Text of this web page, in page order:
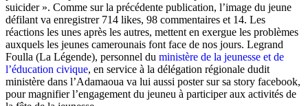
suicider ». Comme sur la précédente publication, l’image du jeune
défilant va enregistrer 714 likes, 98 commentaires et 14. Les
réactions les unes après les autres, mettent en exergue les problèmes
auxquels les jeunes camerounais font face de nos jours. Legrand
Foulla (La Légende), personnel du ministère de la jeunesse et de
l’éducation civique, en service à la délégation régionale dudit
ministère dans l’Adamaoua va lui aussi poster sur sa story facebook,
pour magnifier l’engagement du jeuneu à participer aux activités de